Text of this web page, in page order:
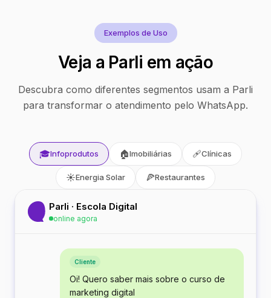
Exemplos de Uso
Veja a Parli em ação
Descubra como diferentes segmentos usam a Parli
para transformar o atendimento pelo WhatsApp.
🎓Infoprodutos 🏠Imobiliárias 🩹Clínicas
☀️Energia Solar 🍕Restaurantes
Parli · Escola Digital
online agora
Cliente
Oi! Quero saber mais sobre o curso de
marketing digital